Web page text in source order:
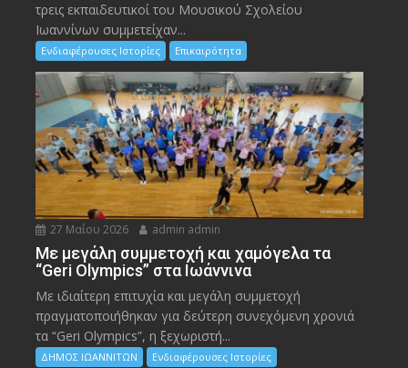
τρεις εκπαιδευτικοί του Μουσικού Σχολείου
Ιωαννίνων συμμετείχαν...
Ενδιαφέρουσες Ιστορίες Επικαιρότητα
27 Μαΐου 2026 admin admin
Με μεγάλη συμμετοχή και χαμόγελα τα
“Geri Olympics” στα Ιωάννινα
Με ιδιαίτερη επιτυχία και μεγάλη συμμετοχή
πραγματοποιήθηκαν για δεύτερη συνεχόμενη χρονιά
τα “Geri Olympics”, η ξεχωριστή...
ΔΗΜΟΣ ΙΩΑΝΝΙΤΩΝ Ενδιαφέρουσες Ιστορίες